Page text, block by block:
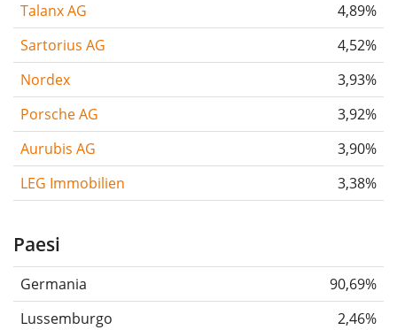
Talanx AG
4,89%
Sartorius AG
4,52%
Nordex
3,93%
Porsche AG
3,92%
Aurubis AG
3,90%
LEG Immobilien
3,38%
Paesi
Germania
90,69%
Lussemburgo
2,46%